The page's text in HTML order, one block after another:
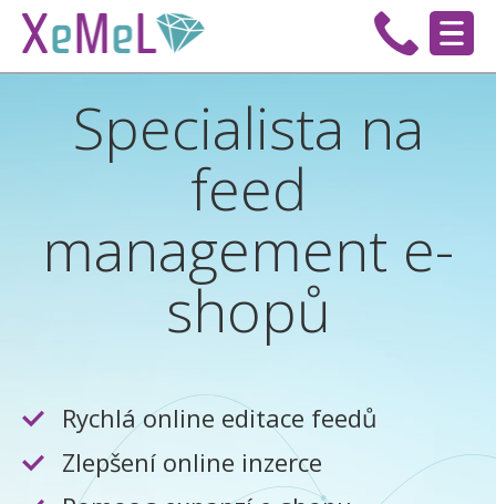
Specialista na
feed
management e-
shopů
Rychlá online editace feedů
Zlepšení online inzerce